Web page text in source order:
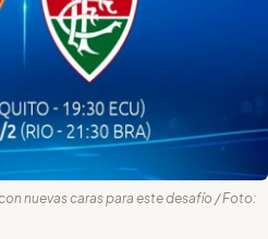
nuevas caras para este desafío / Foto: